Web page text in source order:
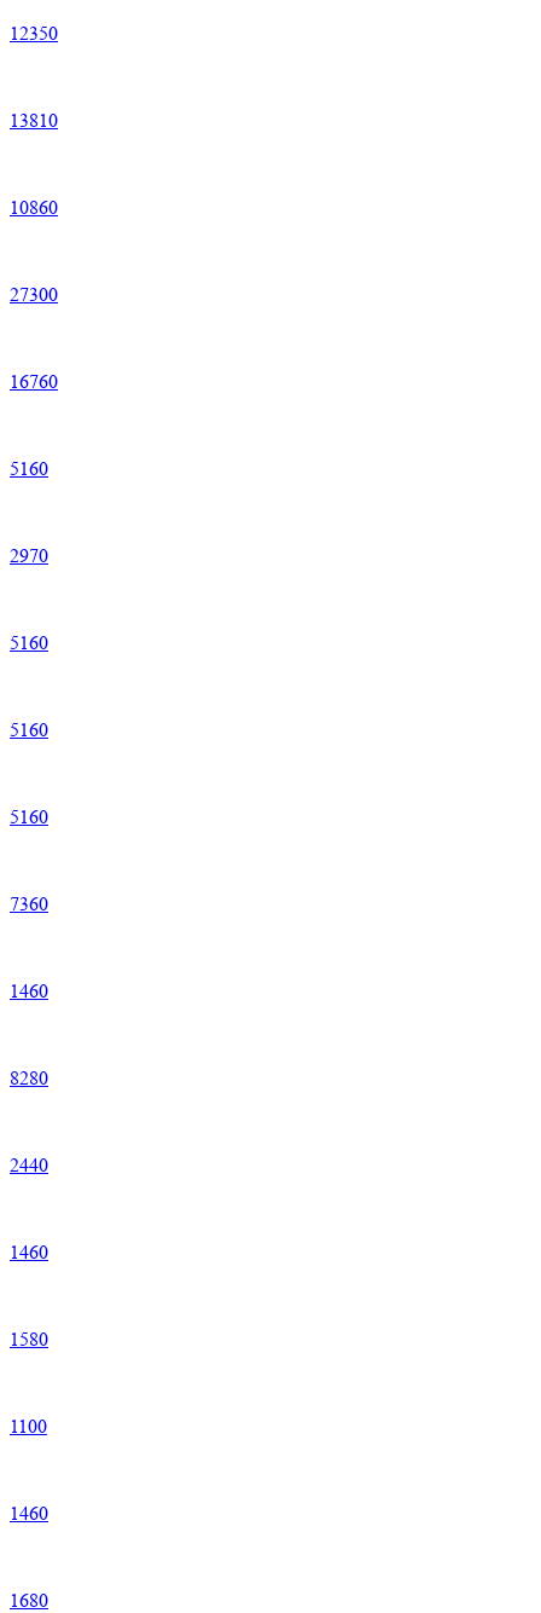
12350
13810
10860
27300
16760
5160
2970
5160
5160
5160
7360
1460
8280
2440
1460
1580
1100
1460
1680